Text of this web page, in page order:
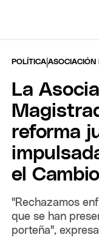
POLÍTICA |ASOCIACIÓN
La
reforma
el Cambio
"Rechazamos
que se han
porteña",